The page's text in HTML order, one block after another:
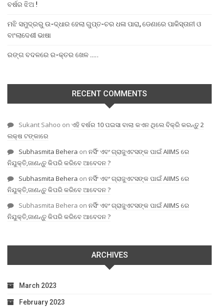
ବର୍ଷର ଝିଅ !
ମଝି ସମୁଦ୍ରରୁ ଉ-ଦ୍ଧାର ହେଲା ଗୁପ୍ତ-ଚର ଧଳା ପାରା, ଡେଣାରେ ପାକିସ୍ତାନୀ ଓ
ବାଂଲାଦେଶୀ ଭାଷା
ରଙ୍ଗ ବଦଳରେ ର-କ୍ତର ଖେଳ …..
RECENT COMMENTS
Sukant Sahoo on ଏହି ବର୍ଷର 10 ପଇସା ବାଲା କଏନ ଥିଲେ ବିକ୍ରି କରନ୍ତୁ 2
ଲକ୍ଷ ଟଙ୍କାରେ
Subhasmita Behera on ନର୍ସିଂ ଏବଂ ଗ୍ରାଜୁଏଟସଙ୍କ ପାଇଁ AIIMS ରେ
ନିଯୁକ୍ତି,ଜାଣନ୍ତୁ କିପରି କରିବେ ଆବେଦନ ?
Subhasmita Behera on ନର୍ସିଂ ଏବଂ ଗ୍ରାଜୁଏଟସଙ୍କ ପାଇଁ AIIMS ରେ
ନିଯୁକ୍ତି,ଜାଣନ୍ତୁ କିପରି କରିବେ ଆବେଦନ ?
Subhasmita Behera on ନର୍ସିଂ ଏବଂ ଗ୍ରାଜୁଏଟସଙ୍କ ପାଇଁ AIIMS ରେ
ନିଯୁକ୍ତି,ଜାଣନ୍ତୁ କିପରି କରିବେ ଆବେଦନ ?
ARCHIVES
March 2023
February 2023